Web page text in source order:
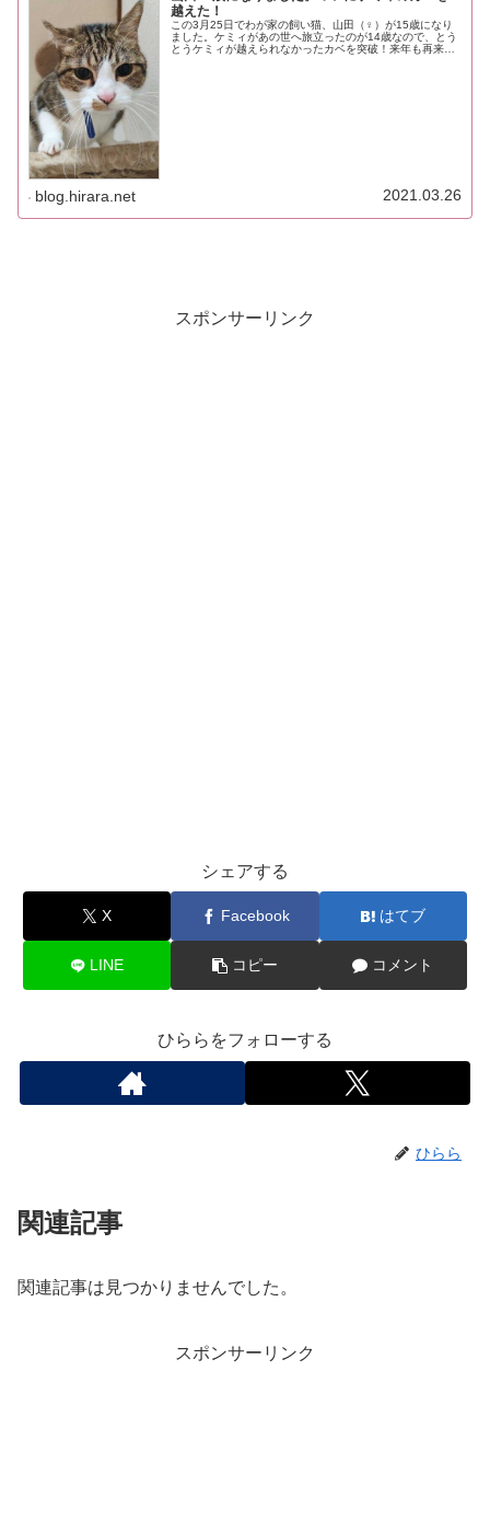
越えた！
この3月25日でわが家の飼い猫、山田（♀）が15歳になり
ました。ケミィがあの世へ旅立ったのが14歳なので、とう
とうケミィが越えられなかったカベを突破！来年も再来年
blog.hirara.net 2021.03.26
スポンサーリンク
シェアする
X Facebook はてブ
LINE コピー コメント
ひららをフォローする
ひらら
関連記事
関連記事は見つかりませんでした。
スポンサーリンク